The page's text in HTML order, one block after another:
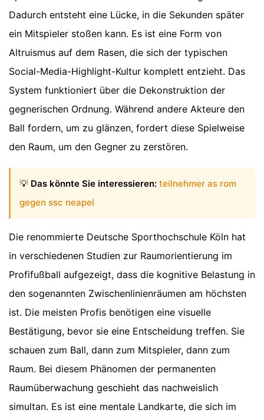
Dadurch entsteht eine Lücke, in die Sekunden später
ein Mitspieler stoßen kann. Es ist eine Form von
Altruismus auf dem Rasen, die sich der typischen
Social-Media-Highlight-Kultur komplett entzieht. Das
System funktioniert über die Dekonstruktion der
gegnerischen Ordnung. Während andere Akteure den
Ball fordern, um zu glänzen, fordert diese Spielweise
den Raum, um den Gegner zu zerstören.
💡 Das könnte Sie interessieren: teilnehmer as rom
gegen ssc neapel
Die renommierte Deutsche Sporthochschule Köln hat
in verschiedenen Studien zur Raumorientierung im
Profifußball aufgezeigt, dass die kognitive Belastung in
den sogenannten Zwischenlinienräumen am höchsten
ist. Die meisten Profis benötigen eine visuelle
Bestätigung, bevor sie eine Entscheidung treffen. Sie
schauen zum Ball, dann zum Mitspieler, dann zum
Raum. Bei diesem Phänomen der permanenten
Raumüberwachung geschieht das nachweislich
simultan. Es ist eine mentale Landkarte, die sich im